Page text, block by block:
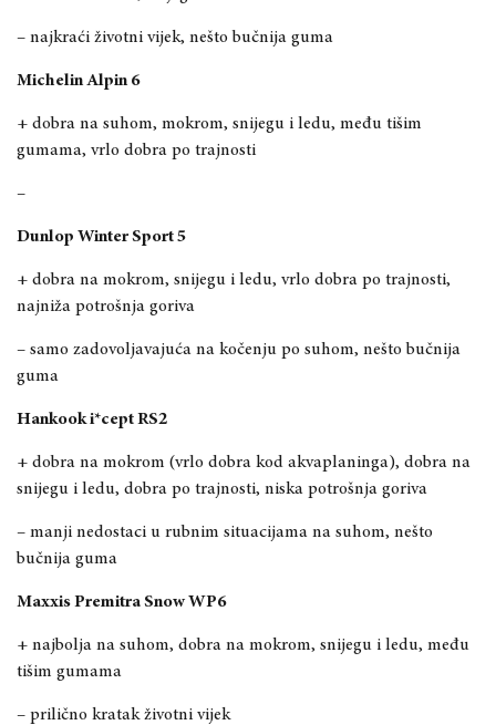
– najkraći životni vijek, nešto bučnija guma
Michelin Alpin 6
+ dobra na suhom, mokrom, snijegu i ledu, među tišim
gumama, vrlo dobra po trajnosti
–
Dunlop Winter Sport 5
+ dobra na mokrom, snijegu i ledu, vrlo dobra po trajnosti,
najniža potrošnja goriva
– samo zadovoljavajuća na kočenju po suhom, nešto bučnija
guma
Hankook i*cept RS2
+ dobra na mokrom (vrlo dobra kod akvaplaninga), dobra na
snijegu i ledu, dobra po trajnosti, niska potrošnja goriva
– manji nedostaci u rubnim situacijama na suhom, nešto
bučnija guma
Maxxis Premitra Snow WP6
+ najbolja na suhom, dobra na mokrom, snijegu i ledu, među
tišim gumama
– prilično kratak životni vijek